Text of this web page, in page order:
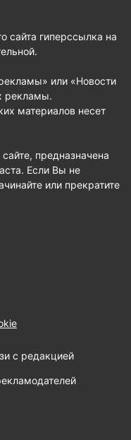
сайта гиперссылка на
или «Новости
рекламы.
материалов несет
предназначена
Если Вы не
или прекратите
с редакцией